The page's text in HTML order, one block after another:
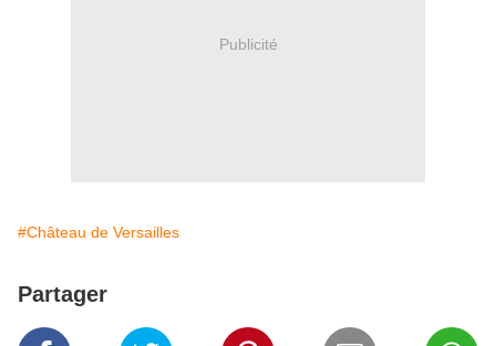
Publicité
#Château de Versailles
Partager